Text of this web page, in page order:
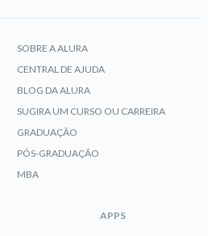
SOBRE A ALURA
CENTRAL DE AJUDA
BLOG DA ALURA
SUGIRA UM CURSO OU CARREIRA
GRADUAÇÃO
PÓS-GRADUAÇÃO
MBA
APPS